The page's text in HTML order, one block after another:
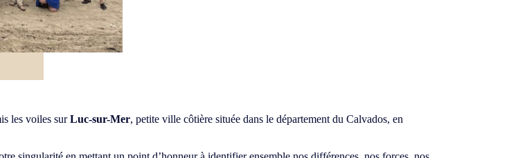
les voiles surLuc-sur-Mer, petite ville côtière située dans le département du Calvados, en